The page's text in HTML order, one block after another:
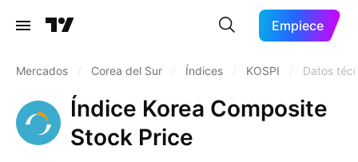
Empiece
Mercados Corea del Sur Índices KOSPI Datos
Índice Korea Composite
Stock Price